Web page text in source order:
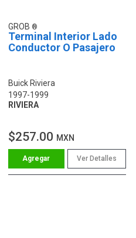
GROB
Terminal Interior Lado
Conductor O Pasajero
Buick Riviera
1997-1999
RIVIERA
$257.00 MXN
Ver Detalles